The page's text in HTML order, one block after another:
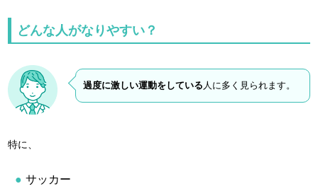
どんな人がなりやすい？
過度に激しい運動をしている 人に多く見られます。
特に、
サッカー